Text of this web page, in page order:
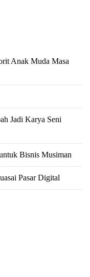
Anak Muda Masa
Jadi Karya Seni
Bisnis Musiman
Pasar Digital